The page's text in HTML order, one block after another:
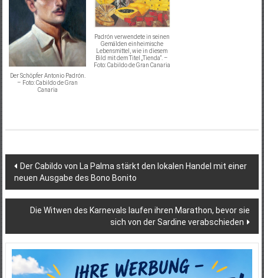
Der Schöpfer Antonio Padrón.
– Foto: Cabildo de Gran
Canaria
Padrón verwendete in seinen
Gemälden einheimische
Lebensmittel, wie in diesem
Bild mit dem Titel „Tienda“. –
Foto: Cabildo de Gran Canaria
Beitragsnavigation
Der Cabildo von La Palma stärkt den lokalen Handel mit einer
neuen Ausgabe des Bono Bonito
Die Witwen des Karnevals laufen ihren Marathon, bevor sie
sich von der Sardine verabschieden